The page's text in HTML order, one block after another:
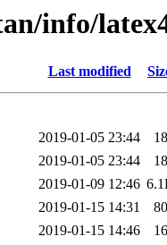
info/
Last modified
2019-01-05 23:44
2019-01-05 23:44
2019-01-09 12:46
2019-01-15 14:31
2019-01-15 14:46